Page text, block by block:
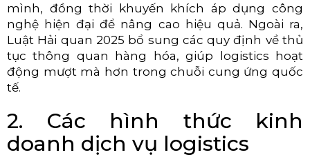
mình, đồng thời khuyến khích áp dụng công
nghệ hiện đại để nâng cao hiệu quả. Ngoài ra,
Luật Hải quan 2025 bổ sung các quy định về thủ
tục thông quan hàng hóa, giúp logistics hoạt
động mượt mà hơn trong chuỗi cung ứng quốc
tế.
2. Các hình thức kinh
doanh dịch vụ logistics